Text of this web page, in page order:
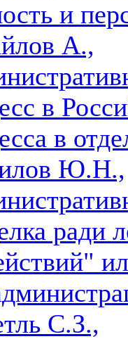
и
А.,
в
в
Ю.Н.,
ради
С.З.,